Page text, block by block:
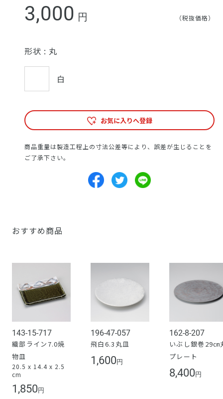
3,000 円 （税抜価格）
形状 : 丸
白
お気に入りへ登録
商品重量は製造工程上の寸法公差等により、誤差が生じることを
ご了承下さい。
おすすめ商品
143-15-717
織部ライン7.0焼
物皿
20.5 x 14.4 x 2.5
cm
1,850 円
196-47-057
飛白6.3丸皿
1,600 円
162-8-207
いぶし銀巻29㎝
プレート
8,400 円